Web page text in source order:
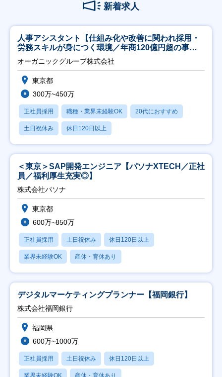
新着求人
人事アシスタント【仕組み化や改善に関われ採用・
労務スキルが身につく環境／年商120億円超の事業
会社】
オーガニックグループ株式会社
東京都
300万~450万
正社員採用 職種・業界未経験OK 20代におすすめ
土日祝休み 休日120日以上
＜東京＞SAP開発エンジニア【パソナXTECH／正社
員／福利厚生充実◎】
株式会社パソナ
東京都
600万~850万
正社員採用 土日祝休み 休日120日以上
業界未経験OK 産休・育休あり
デジタルマーケティングプランナー【福岡銀行】
株式会社福岡銀行
福岡県
600万~1000万
正社員採用 土日祝休み 休日120日以上
業界未経験OK 産休・育休あり